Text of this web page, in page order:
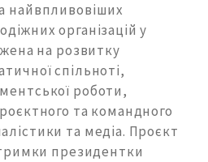
найвпливовіших
організацій у
на розвитку
спільноті,
роботи,
та командного
та медіа. Проєкт
президентки